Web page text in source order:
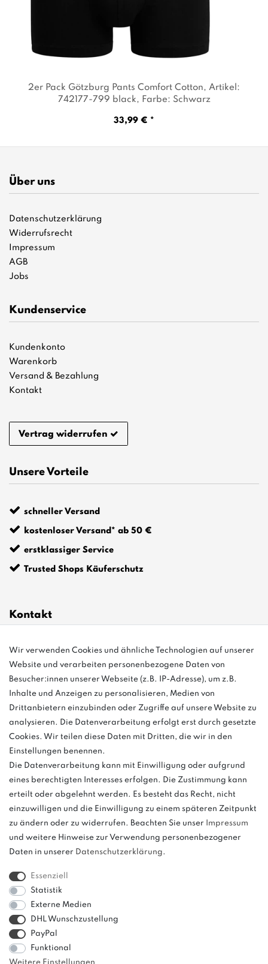
2er Pack Götzburg Pants Comfort Cotton, Artikel:
742177-799 black, Farbe: Schwarz
33,99 € *
Über uns
Datenschutzerklärung
Widerrufsrecht
Impressum
AGB
Jobs
Kundenservice
Kundenkonto
Warenkorb
Versand & Bezahlung
Kontakt
Vertrag widerrufen
Unsere Vorteile
schneller Versand
kostenloser Versand* ab 50 €
erstklassiger Service
Trusted Shops Käuferschutz
Kontakt
info@bonvenon.de
03763 4048350
Montag - Freitag, 08:00 - 16:00
Anrufe aus dem dt. Festnetz zum Ortstarif, Preise aus dem Mobilfunknetz
ggf. abweichend (abhängig vom Provider).
und
weitere.
Wir verwenden Cookies und ähnliche Technologien auf unserer
Website und verarbeiten personenbezogene Daten von
Besucher:innen unserer Webseite (z.B. IP-Adresse), um z.B.
Inhalte und Anzeigen zu personalisieren, Medien von
Drittanbietern einzubinden oder Zugriffe auf unsere Website zu
analysieren. Die Datenverarbeitung erfolgt erst durch gesetzte
Cookies. Wir teilen diese Daten mit Dritten, die wir in den
Einstellungen benennen.
Die Datenverarbeitung kann mit Einwilligung oder aufgrund
eines berechtigten Interesses erfolgen. Die Zustimmung kann
erteilt oder abgelehnt werden. Es besteht das Recht, nicht
einzuwilligen und die Einwilligung zu einem späteren Zeitpunkt
zu ändern oder zu widerrufen. Beachten Sie unser
Impressum
und weitere Hinweise zur Verwendung personenbezogener
Daten in unserer Daten­schutz­erklärung.
Essenziell
Statistik
Externe Medien
DHL Wunschzustellung
PayPal
Funktional
Sinne einer Preisermäßigung, sondern lediglich
einen Preisvergleich zur unverbindlichen
Preisempfehlung seitens des Herstellers dar.